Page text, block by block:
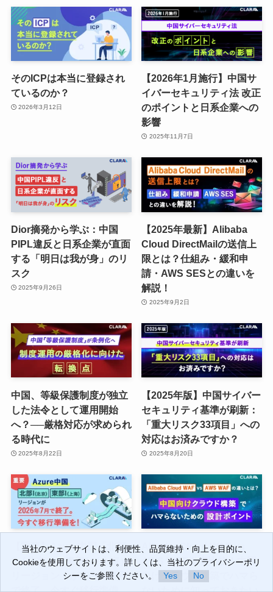
そのICPは本当に登録され
ているのか？
2026年3月12日
【2026年1月施行】中国サ
イバーセキュリティ法 改正
のポイントと日系企業への
影響
2025年11月7日
Dior摘発から学ぶ：中国
PIPL違反と日系企業が直面
する「明日は我が身」のリ
スク
2025年9月26日
【2025年最新】Alibaba
Cloud DirectMailの送信上
限とは？仕組み・緩和申
請・AWS SESとの違いを
解説！
2025年9月2日
中国、等級保護制度が独立
した法令として運用開始
へ？──厳格対応が求められ
る時代に
2025年8月22日
【2025年版】中国サイバー
セキュリティ基準が刷新：
「重大リスク33項目」への
対応はお済みですか？
2025年8月20日
【重要】Azure中国「北部
1（北京）／東部1（上海）
リージョン」が2026年7月
Alibaba Cloud WAF vs
AWS WAF徹底比較！中国
向けクラウド構築でハマら
当社のウェブサイトは、利便性、品質維持・向上を目的に、
Cookieを使用しております。詳しくは、当社のプライバシーポリ
シーをご参照ください。
Yes No
当社のウェブサイトは、利便性、品質維持・向上を目的に、
Cookieを使用しております。詳しくは、当社のプライバシーポリ
シーをご参照ください。
Yes No